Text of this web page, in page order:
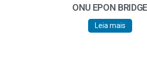
ONU EPON BRIDGE
Leia mais